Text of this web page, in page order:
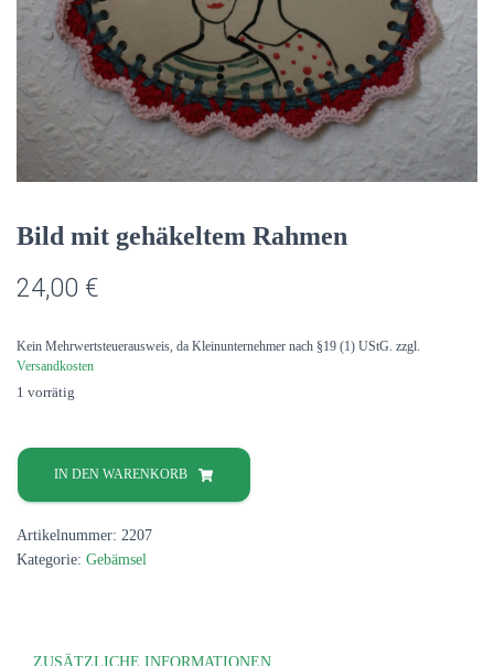
Bild mit gehäkeltem Rahmen
24,00 €
Kein Mehrwertsteuerausweis, da Kleinunternehmer nach §19 (1) UStG. zzgl.
Versandkosten
1 vorrätig
Bild
gehäkeltem
Menge
IN DEN WARENKORB
Artikelnummer: 2207
Kategorie: Gebämsel
ZUSÄTZLICHE INFORMATIONEN